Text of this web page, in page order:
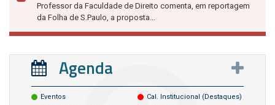
Professor da Faculdade de Direito comenta, em reportagem
da Folha de S.Paulo, a proposta...
Agenda
Eventos
Cal. Institucional (destaques)